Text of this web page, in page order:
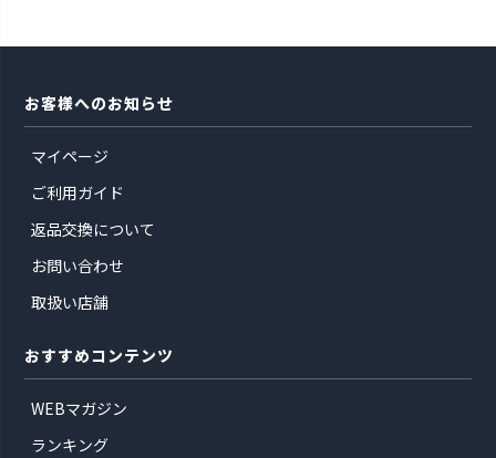
お客様へのお知らせ
マイページ
ご利用ガイド
返品交換について
お問い合わせ
取扱い店舗
おすすめコンテンツ
WEBマガジン
ランキング